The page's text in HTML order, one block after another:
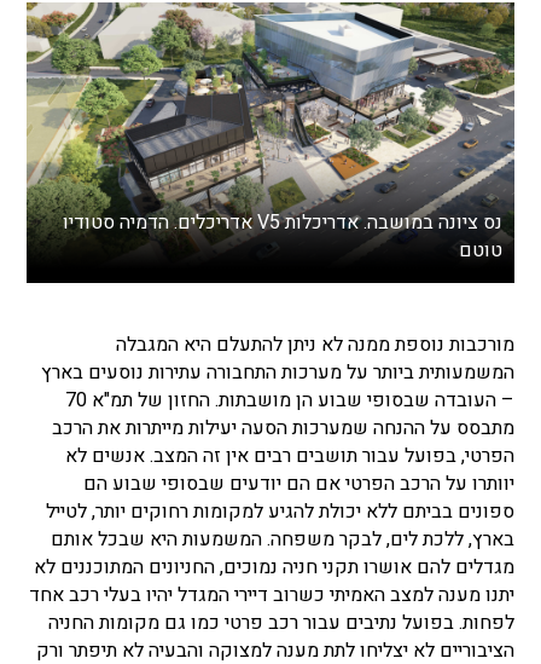
נס ציונה במושבה. אדריכלות V5 אדריכלים. הדמיה סטודיו
טוטם
מורכבות נוספת ממנה לא ניתן להתעלם היא המגבלה
המשמעותית ביותר על מערכות התחבורה עתירות נוסעים בארץ
– העובדה שבסופי שבוע הן מושבתות. החזון של תמ"א 70
מתבסס על ההנחה שמערכות הסעה יעילות מייתרות את הרכב
הפרטי, בפועל עבור תושבים רבים אין זה המצב. אנשים לא
יוותרו על הרכב הפרטי אם הם יודעים שבסופי שבוע הם
ספונים בביתם ללא יכולת להגיע למקומות רחוקים יותר, לטייל
בארץ, ללכת לים, לבקר משפחה. המשמעות היא שבכל אותם
מגדלים להם אושרו תקני חניה נמוכים, החניונים המתוכננים לא
יתנו מענה למצב האמיתי כשרוב דיירי המגדל יהיו בעלי רכב אחד
לפחות. בפועל נתיבים עבור רכב פרטי כמו גם מקומות החניה
הציבוריים לא יצליחו לתת מענה למצוקה והבעיה לא תיפתר ורק